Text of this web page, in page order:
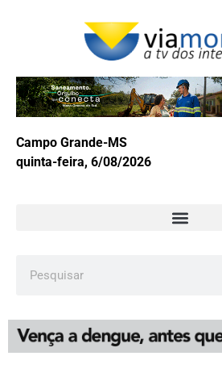
Campo Grande-MS
quinta-feira, 6/08/2026